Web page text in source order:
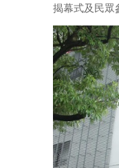
揭幕式及民眾